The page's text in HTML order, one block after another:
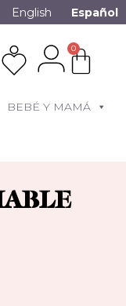
English Español
0
BEBÉ Y MAMÁ